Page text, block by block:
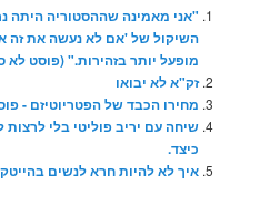
"אני מאמינה שההסטוריה היתה
השיקול של 'אם לא נעשה את זה
מופעל יותר בזהירות." (פוסט לא
זק"א לא יבואו
מחירו הכבד של הפטריוטיזם -
שיחה עם יריב פוליטי בלי
כיצד.
איך לא להיות חרא לנשים